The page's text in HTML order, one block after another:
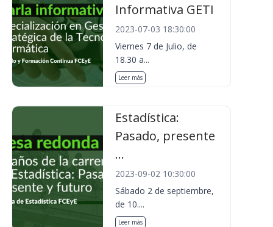
Informativa GETI
2023-07-03 18:30:00
Viernes 7 de Julio, de
18.30 a...
Leer más
Estadística:
Pasado, presente
...
2023-09-02 10:30:00
Sábado 2 de septiembre,
de 10....
Leer más